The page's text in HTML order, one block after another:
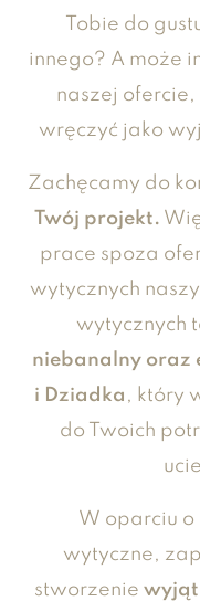
Tobie do
innego? A może
naszej ofercie,
wręczyć jako
Zachęcamy do
Twój projekt.
prace spoza
wytycznych
wytycznych
niebanalny oraz
i Dziadka , który
do Twoich
W oparciu o
wytyczne,
stworzenie